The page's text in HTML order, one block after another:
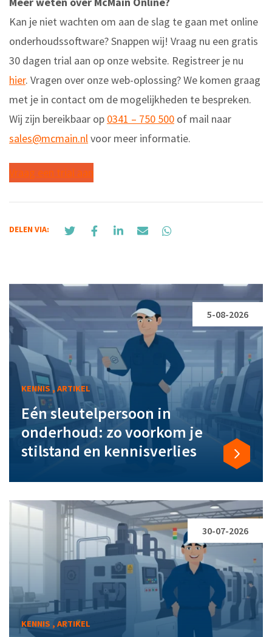
Kan je niet wachten om aan de slag te gaan met online
onderhoudssoftware? Snappen wij! Vraag nu een gratis
30 dagen trial aan op onze website. Registreer je nu
hier. Vragen over onze web-oplossing? We komen graag
met je in contact om de mogelijkheden te bespreken.
Wij zijn bereikbaar op 0341 – 750 500 of mail naar
sales@mcmain.nlvoor meer informatie.
Vraag een trial aan
DELEN VIA:
KENNIS , ARTIKEL
Eén sleutelpersoon in
onderhoud: zo voorkom je
stilstand en kennisverlies
5-08-2026
KENNIS , ARTIKEL
30-07-2026